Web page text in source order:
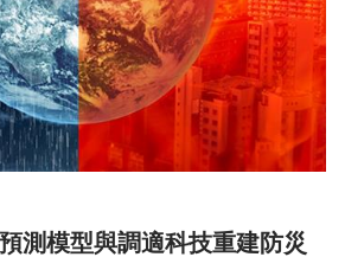
測模型與調適科技重建防災